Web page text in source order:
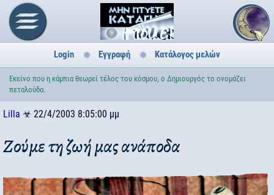
Login Εγγραφή Κατάλογος μελών
Εκείνο που η κάμπια θεωρεί τέλος του κόσμου, ο Δημιουργός το ονομάζει
πεταλούδα.
Lilla ☣ 22/4/2003 8:05:00 μμ
Ζούμε τη ζωή μας ανάποδα